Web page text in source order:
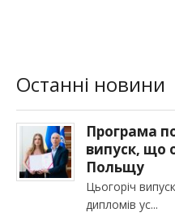
Останні новини
Програма
випуск, що
Польщу
Цьогоріч
дипломів ус